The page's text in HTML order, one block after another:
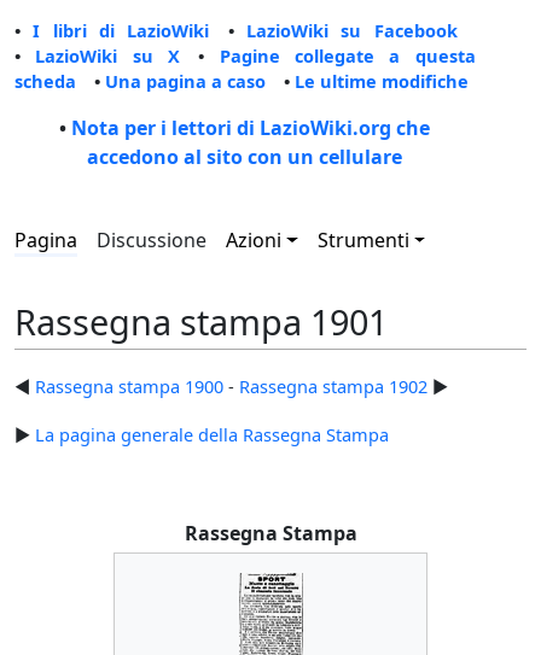
•I libri di LazioWiki • LazioWiki su Facebook
• LazioWiki su X • Pagine collegate a questa
scheda • Una pagina a caso • Le ultime modifiche
• Nota per i lettori di LazioWiki.org che
accedono al sito con un cellulare
Pagina Discussione Azioni Strumenti
Rassegna stampa 1901
◄ Rassegna stampa 1900 - Rassegna stampa 1902 ►
► La pagina generale della Rassegna Stampa
Rassegna Stampa